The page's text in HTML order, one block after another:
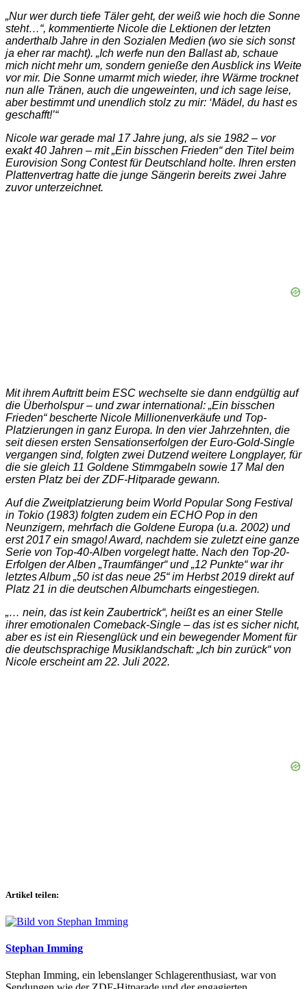
„Nur wer durch tiefe Täler geht, der weiß wie hoch die Sonne
steht…“, kommentierte Nicole die Lektionen der letzten
anderthalb Jahre in den Sozialen Medien (wo sie sich sonst
ja eher rar macht). „Ich werfe nun den Ballast ab, schaue
mich nicht mehr um, sondern genieße den Ausblick ins Weite
vor mir. Die Sonne umarmt mich wieder, ihre Wärme trocknet
nun alle Tränen, auch die ungeweinten, und ich sage leise,
aber bestimmt und unendlich stolz zu mir: ‘Mädel, du hast es
geschafft!’“
Nicole war gerade mal 17 Jahre jung, als sie 1982 – vor
exakt 40 Jahren – mit „Ein bisschen Frieden“ den Titel beim
Eurovision Song Contest für Deutschland holte. Ihren ersten
Plattenvertrag hatte die junge Sängerin bereits zwei Jahre
zuvor unterzeichnet.
Mit ihrem Auftritt beim ESC wechselte sie dann endgültig auf
die Überholspur – und zwar international: „Ein bisschen
Frieden“ bescherte Nicole Millionenverkäufe und Top-
Platzierungen in ganz Europa. In den vier Jahrzehnten, die
seit diesen ersten Sensationserfolgen der Euro-Gold-Single
vergangen sind, folgten zwei Dutzend weitere Longplayer, für
die sie gleich 11 Goldene Stimmgabeln sowie 17 Mal den
ersten Platz bei der ZDF-Hitparade gewann.
Auf die Zweitplatzierung beim World Popular Song Festival
in Tokio (1983) folgten zudem ein ECHO Pop in den
Neunzigern, mehrfach die Goldene Europa (u.a. 2002) und
erst 2017 ein smago! Award, nachdem sie zuletzt eine ganze
Serie von Top-40-Alben vorgelegt hatte. Nach den Top-20-
Erfolgen der Alben „Traumfänger“ und „12 Punkte“ war ihr
letztes Album „50 ist das neue 25“ im Herbst 2019 direkt auf
Platz 21 in die deutschen Albumcharts eingestiegen.
„… nein, das ist kein Zaubertrick“, heißt es an einer Stelle
ihrer emotionalen Comeback-Single – das ist es sicher nicht,
aber es ist ein Riesenglück und ein bewegender Moment für
die deutschsprachige Musiklandschaft: „Ich bin zurück“ von
Nicole erscheint am 22. Juli 2022.
Artikel teilen:
Stephan Imming
Stephan Imming, ein lebenslanger Schlagerenthusiast, war von